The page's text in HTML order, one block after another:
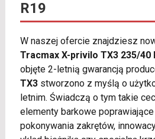
R19
W naszej ofercie znajdziesz
Tracmax X-privilo TX3 235/40
objęte 2-letnią gwarancją
TX3stworzono z myślą o
letnim. Świadczą o tym takie
elementy barkowe
pokonywania zakrętów,